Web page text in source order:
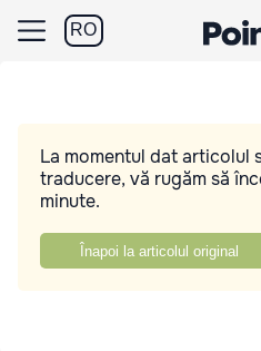
RO
La momentul dat articolul
traducere, vă rugăm să
minute.
Înapoi la articolul original